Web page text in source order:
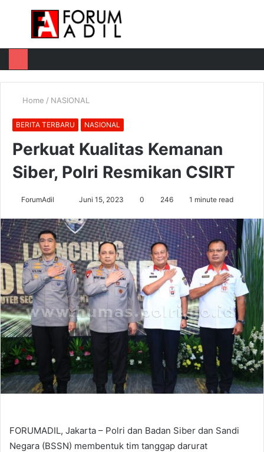
Menu
Home / NASIONAL
BERITA TERBARU NASIONAL
Perkuat Kualitas Kemanan
Siber, Polri Resmikan CSIRT
ForumAdil
email
Juni 15, 2023 0 246 1 minute read
FORUMADIL, Jakarta – Polri dan Badan Siber dan Sandi
Negara (BSSN) membentuk tim tanggap darurat